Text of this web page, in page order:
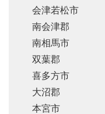
会津若松市
南会津郡
南相馬市
双葉郡
喜多方市
大沼郡
本宮市